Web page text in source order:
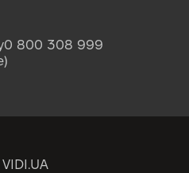
0 800 308 999